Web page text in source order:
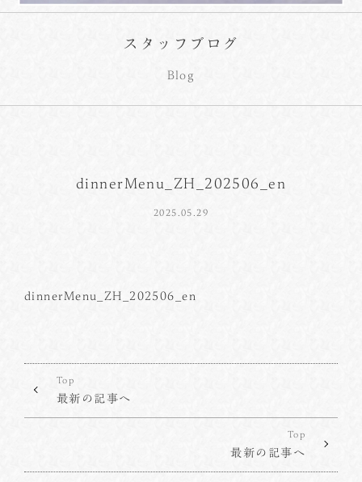
スタッフブログ
Blog
dinnerMenu_ZH_202506_en
2025.05.29
dinnerMenu_ZH_202506_en
Top
最新の記事へ
Top
最新の記事へ